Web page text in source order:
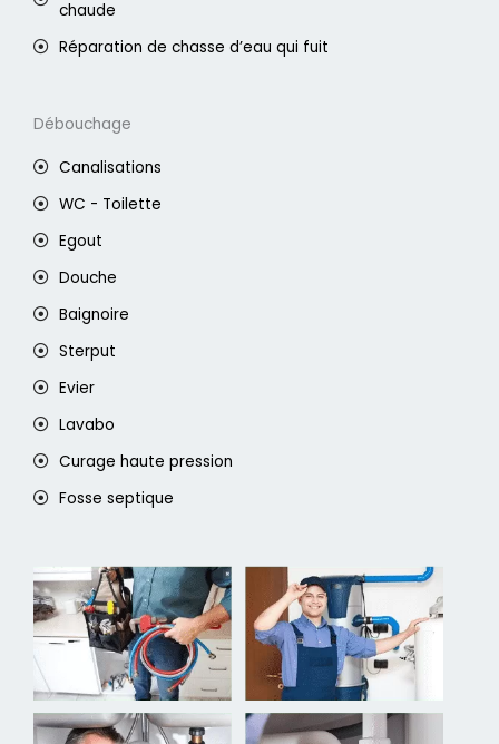
chaude
Réparation de chasse d’eau qui fuit
Débouchage
Canalisations
WC - Toilette
Egout
Douche
Baignoire
Sterput
Evier
Lavabo
Curage haute pression
Fosse septique